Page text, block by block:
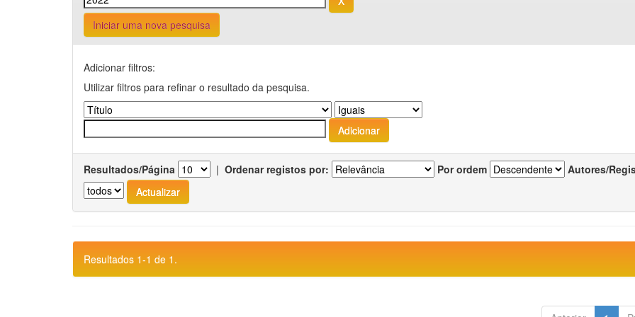
Iniciar uma nova pesquisa
Adicionar filtros:
Utilizar filtros para refinar o resultado da pesquisa.
Resultados/Página | Ordenar registos por: Por ordem Autores/
Resultados 1-1 de 1.